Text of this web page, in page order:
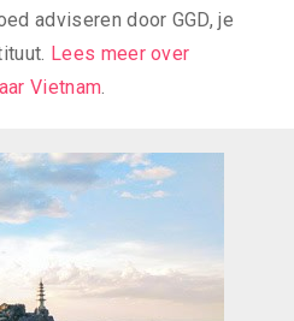
adviseren door GGD, je
Lees meer over
Vietnam.